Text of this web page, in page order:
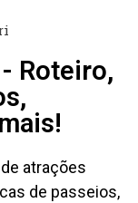
Roteiro,
atrações
de passeios,